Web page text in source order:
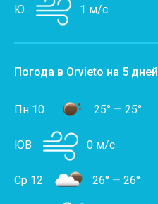
Ю 1 м/с
Погода в Orvieto на 5 дней
Пн 10 25° — 25°
ЮВ 0 м/с
Ср 12 26° — 26°